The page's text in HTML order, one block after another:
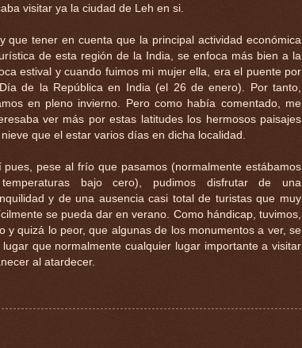
visitar ya la ciudad de Leh en si.
que tener en cuenta que la principal actividad económica
de esta región de la India, se enfoca más bien a la
estival y cuando fuimos mi mujer ella, era el puente por
de la República en India (el 26 de enero). Por tanto,
en pleno invierno. Pero como había comentado, me
ver más por estas latitudes los hermosos paisajes
que el estar varios días en dicha localidad.
pues, pese al frío que pasamos (normalmente estábamos
bajo cero), pudimos disfrutar de una
y de una ausencia casi total de turistas que muy
se pueda dar en verano. Como hándicap, tuvimos,
quizá lo peor, que algunas de los monumentos a ver, se
que normalmente cualquier lugar importante a visitar
al atardecer.